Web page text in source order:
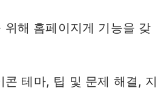
해 홈페이지게 기능을 갖
테마, 팁 및 문제 해결, 지